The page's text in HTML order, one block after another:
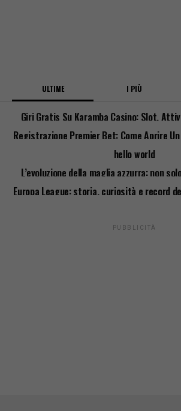
ULTIME I PIÙ
Giri Gratis Su Karamba Casino: Slot,
Registrazione Premier Bet: Come Aprire
hello world
L’evoluzione della maglia azzurra: non
stile
Europa League: storia, curiosità e record
PUBBLICITÀ